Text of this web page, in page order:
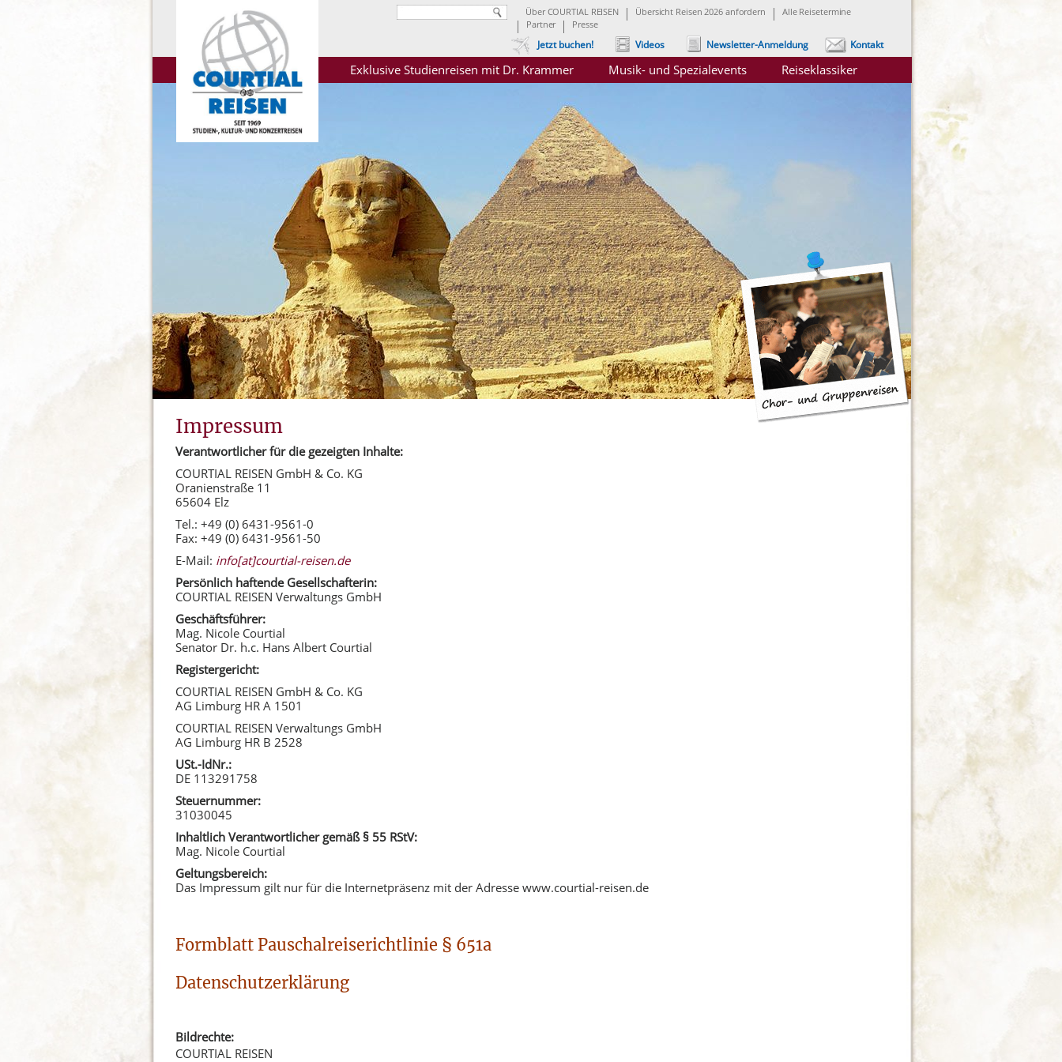
Über COURTIAL REISEN Übersicht Reisen 2026 anfordern
Alle Reisetermine
Partner
Presse
Jetzt buchen! Videos Newsletter-Anmeldung Kontakt
Exklusive Studienreisen mit Dr. Krammer Musik- und Spezialevents Reiseklassiker
Impressum
Verantwortlicher für die gezeigten Inhalte:
COURTIAL REISEN GmbH & Co. KG
Oranienstraße 11
65604 Elz
Tel.: +49 (0) 6431-9561-0
Fax: +49 (0) 6431-9561-50
E-Mail: info[at]courtial-reisen.de
Persönlich haftende Gesellschafterin:
COURTIAL REISEN Verwaltungs GmbH
Geschäftsführer:
Mag. Nicole Courtial
Senator Dr. h.c. Hans Albert Courtial
Registergericht:
COURTIAL REISEN GmbH & Co. KG
AG Limburg HR A 1501
COURTIAL REISEN Verwaltungs GmbH
AG Limburg HR B 2528
USt.-IdNr.:
DE 113291758
Steuernummer:
31030045
Inhaltlich Verantwortlicher gemäß § 55 RStV:
Mag. Nicole Courtial
Geltungsbereich:
Das Impressum gilt nur für die Internetpräsenz mit der Adresse www.courtial-reisen.de
Formblatt Pauschalreiserichtlinie § 651a
Datenschutzerklärung
Bildrechte:
COURTIAL REISEN